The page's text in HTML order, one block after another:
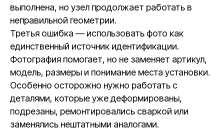
выполнена, но узел продолжает работать в
неправильной геометрии.
Третья ошибка — использовать фото как
единственный источник идентификации.
Фотография помогает, но не заменяет артикул,
модель, размеры и понимание места установки.
Особенно осторожно нужно работать с
деталями, которые уже деформированы,
подрезаны, ремонтировались сваркой или
заменялись нештатными аналогами.